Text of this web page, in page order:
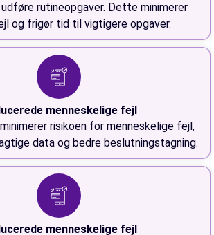
rutineopgaver. Dette minimerer
og frigør tid til vigtigere opgaver.
menneskelige fejl
risikoen for menneskelige fejl,
data og bedre beslutningstagning.
menneskelige fejl